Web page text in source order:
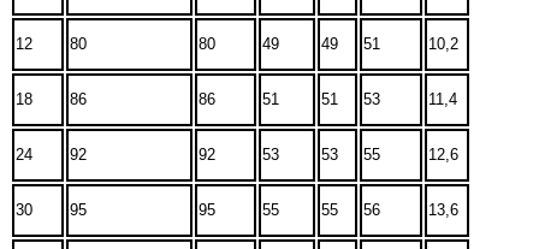
12 80 80 49 49 51 10,2
18 86 86 51 51 53 11,4
24 92 92 53 53 55 12,6
30 95 95 55 55 56 13,6